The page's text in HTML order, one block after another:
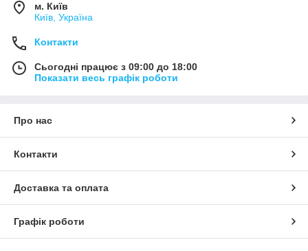
м. Київ
Київ, Україна
Контакти
Сьогодні працює з 09:00 до 18:00
Показати весь графік роботи
Про нас
Контакти
Доставка та оплата
Графік роботи